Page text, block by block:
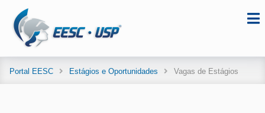
Portal EESC Estágios e Oportunidades Vagas de Estágios